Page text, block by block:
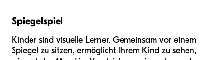
Spiegelspiel
Kinder sind visuelle Lerner. Gemeinsam vor einem
Spiegel zu sitzen, ermöglicht Ihrem Kind zu sehen,